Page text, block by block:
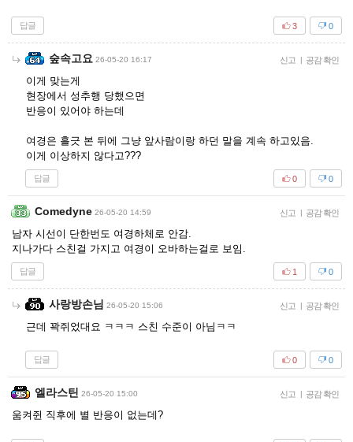
답글 0
3
숲속고요 26-05-20 16:17 신고 | 공감 확인
이게 맞는게
현장에서 성추행 당했으면
반응이 있어야 하는데
여경은 흘긋 본 뒤에 그냥 앞사람이랑 하던 말을 계속 하고있음.
이게 이상하지 않다고???
답글 0
0
Comedyne 26-05-20 14:59 신고 | 공감 확인
남자 시선이 단한번도 여경하체로 안감.
지나가다 스친걸 가지고 여경이 오바하는걸로 보임.
답글 0
1
사랑방손님 26-05-20 15:06 신고 | 공감 확인
근데 꽉쥐었대요 ㅋㅋㅋ 스친 수준이 아님ㅋㅋ
답글 0
0
엘라스틴 26-05-20 15:00 신고 | 공감 확인
움켜쥔 직후에 별 반응이 없는데?